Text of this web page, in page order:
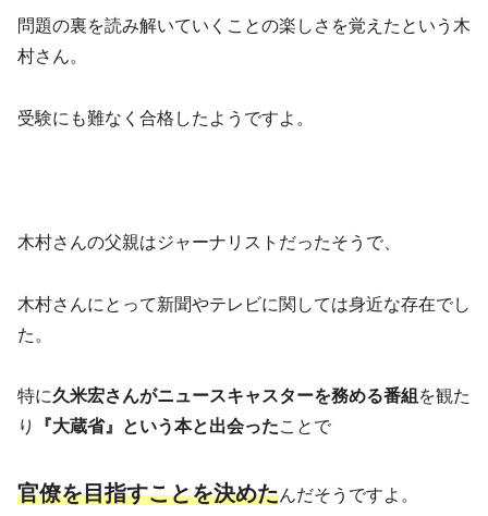
問題の裏を読み解いていくことの楽しさを覚えたという木
村さん。
受験にも難なく合格したようですよ。
木村さんの父親はジャーナリストだったそうで、
木村さんにとって新聞やテレビに関しては身近な存在でし
た。
特に久米宏さんがニュースキャスターを務める番組 を観た
り
『大蔵省』という本と出会ったことで
官僚を目指すことを決めたんだそうですよ。